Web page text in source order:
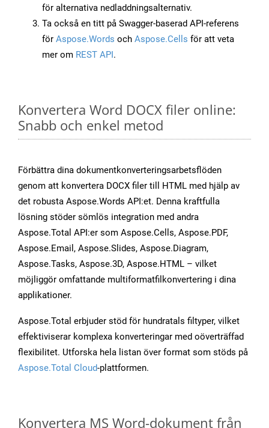
för alternativa nedladdningsalternativ.
Ta också en titt på Swagger-baserad API-referens
för Aspose.Words och Aspose.Cells för att veta
mer om REST API.
Konvertera Word DOCX filer online:
Snabb och enkel metod
Förbättra dina dokumentkonverteringsarbetsflöden
genom att konvertera DOCX filer till HTML med hjälp av
det robusta Aspose.Words API:et. Denna kraftfulla
lösning stöder sömlös integration med andra
Aspose.Total API:er som Aspose.Cells, Aspose.PDF,
Aspose.Email, Aspose.Slides, Aspose.Diagram,
Aspose.Tasks, Aspose.3D, Aspose.HTML – vilket
möjliggör omfattande multiformatfilkonvertering i dina
applikationer.
Aspose.Total erbjuder stöd för hundratals filtyper, vilket
effektiviserar komplexa konverteringar med oöverträffad
flexibilitet. Utforska hela listan över format som stöds på
Aspose.Total Cloud-plattformen.
Konvertera MS Word-dokument från